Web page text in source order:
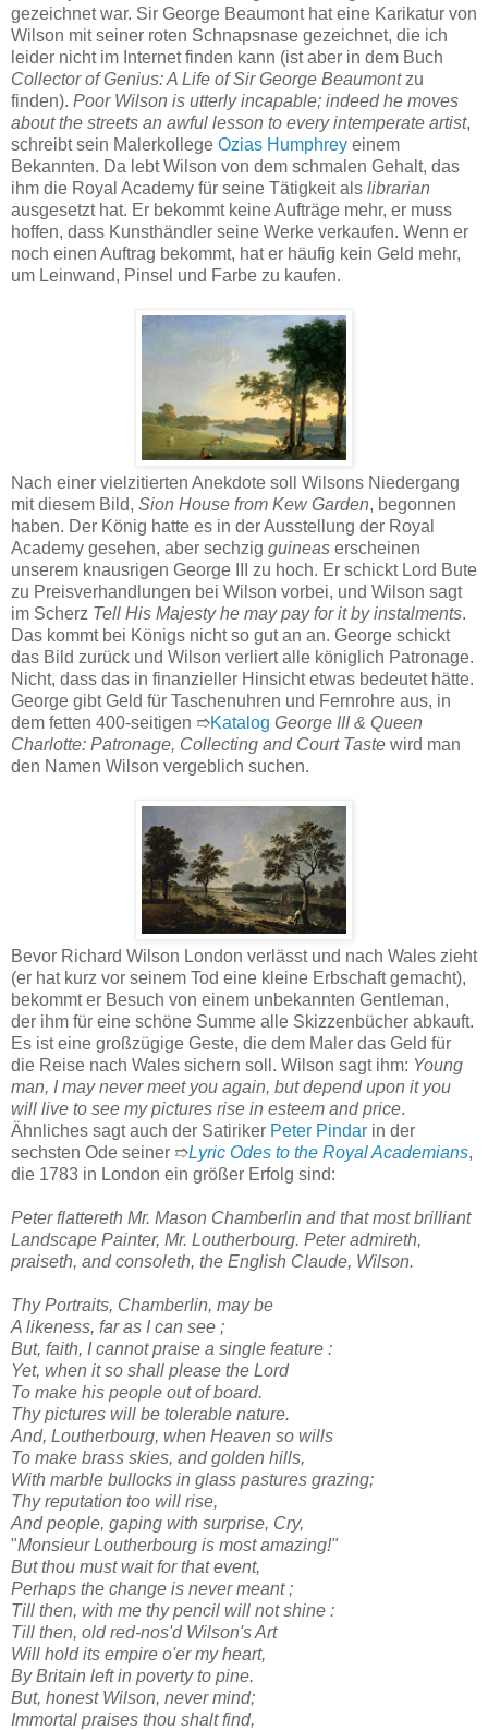
gezeichnet war. Sir George Beaumont hat eine Karikatur von
Wilson mit seiner roten Schnapsnase gezeichnet, die ich
leider nicht im Internet finden kann (ist aber in dem Buch
Collector of Genius: A Life of Sir George Beaumontzu
finden). Poor Wilson is utterly incapable; indeed he moves
about the streets an awful lesson to every intemperate artist,
schreibt sein Malerkollege Ozias Humphrey einem
Bekannten. Da lebt Wilson von dem schmalen Gehalt, das
ihm die Royal Academy für seine Tätigkeit als librarian
ausgesetzt hat. Er bekommt keine Aufträge mehr, er muss
hoffen, dass Kunsthändler seine Werke verkaufen. Wenn er
noch einen Auftrag bekommt, hat er häufig kein Geld mehr,
um Leinwand, Pinsel und Farbe zu kaufen.
Nach einer vielzitierten Anekdote soll Wilsons Niedergang
mit diesem Bild, Sion House from Kew Garden, begonnen
haben. Der König hatte es in der Ausstellung der Royal
Academy gesehen, aber sechzig guineas erscheinen
unserem knausrigen George III zu hoch. Er schickt Lord Bute
zu Preisverhandlungen bei Wilson vorbei, und Wilson sagt
im Scherz Tell His Majesty he may pay for it by instalments.
Das kommt bei Königs nicht so gut an an. George schickt
das Bild zurück und Wilson verliert alle königlich Patronage.
Nicht, dass das in finanzieller Hinsicht etwas bedeutet hätte.
George gibt Geld für Taschenuhren und Fernrohre aus, in
dem fetten 400-seitigen ➱Katalog George III & Queen
Charlotte: Patronage, Collecting and Court Taste wird man
den Namen Wilson vergeblich suchen.
Bevor Richard Wilson London verlässt und nach Wales zieht
(er hat kurz vor seinem Tod eine kleine Erbschaft gemacht),
bekommt er Besuch von einem unbekannten Gentleman,
der ihm für eine schöne Summe alle Skizzenbücher abkauft.
Es ist eine großzügige Geste, die dem Maler das Geld für
die Reise nach Wales sichern soll. Wilson sagt ihm: Young
man, I may never meet you again, but depend upon it you
will live to see my pictures rise in esteem and price.
Ähnliches sagt auch der Satiriker Peter Pindar in der
sechsten Ode seiner ➱Lyric Odes to the Royal Academians,
die 1783 in London ein größer Erfolg sind:
Peter flattereth Mr. Mason Chamberlin and that most brilliant
Landscape Painter, Mr. Loutherbourg. Peter admireth,
praiseth, and consoleth, the English Claude, Wilson.
Thy Portraits, Chamberlin, may be
A likeness, far as I can see ;
But, faith, I cannot praise a single feature :
Yet, when it so shall please the Lord
To make his people out of board.
Thy pictures will be tolerable nature.
And, Loutherbourg, when Heaven so wills
To make brass skies, and golden hills,
With marble bullocks in glass pastures grazing;
Thy reputation too will rise,
And people, gaping with surprise, Cry,
"Monsieur Loutherbourg is most amazing!"
But thou must wait for that event,
Perhaps the change is never meant ;
Till then, with me thy pencil will not shine :
Till then, old red-nos'd Wilson's Art
Will hold its empire o'er my heart,
By Britain left in poverty to pine.
But, honest Wilson, never mind;
Immortal praises thou shalt find,